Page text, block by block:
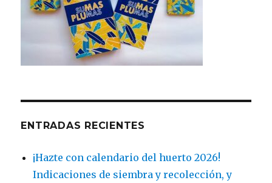
ENTRADAS RECIENTES
¡Hazte con calendario del huerto 2026!
Indicaciones de siembra y recolección, y